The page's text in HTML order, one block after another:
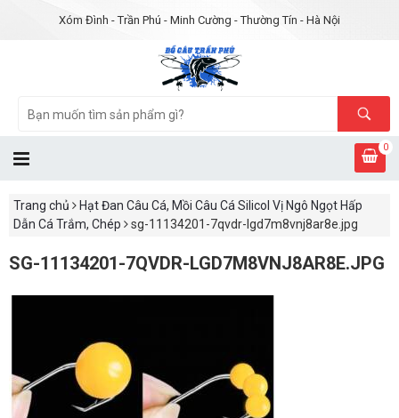
Xóm Đình - Trần Phú - Minh Cường - Thường Tín - Hà Nội
0
Trang chủ
Hạt Đan Câu Cá, Mồi Câu Cá Silicol Vị Ngô Ngọt Hấp
Dẫn Cá Trắm, Chép
sg-11134201-7qvdr-lgd7m8vnj8ar8e.jpg
SG-11134201-7QVDR-LGD7M8VNJ8AR8E.JPG